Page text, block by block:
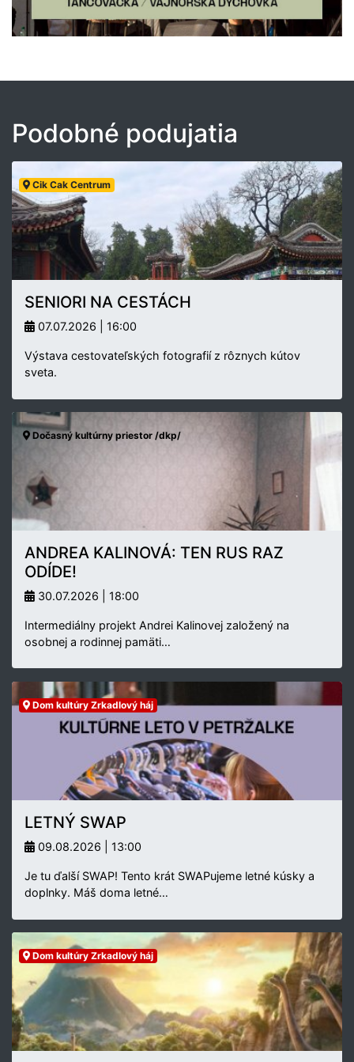
Podobné podujatia
Cik Cak Centrum
SENIORI NA CESTÁCH
07.07.2026 | 16:00
Výstava cestovateľských fotografií z rôznych kútov
sveta.
Dočasný kultúrny priestor /dkp/
ANDREA KALINOVÁ: TEN RUS RAZ
ODÍDE!
30.07.2026 | 18:00
Intermediálny projekt Andrei Kalinovej založený na
osobnej a rodinnej pamäti…
Dom kultúry Zrkadlový háj
LETNÝ SWAP
09.08.2026 | 13:00
Je tu ďalší SWAP! Tento krát SWAPujeme letné kúsky a
doplnky. Máš doma letné…
Dom kultúry Zrkadlový háj